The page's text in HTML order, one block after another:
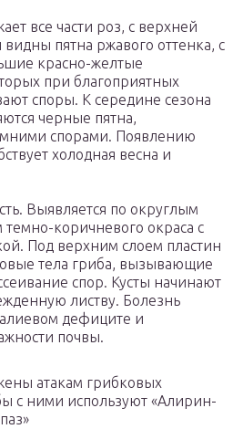
все части роз, с верхней
пятна ржавого оттенка, с
красно-желтые
при благоприятных
споры. К середине сезона
черные пятна,
спорами. Появлению
холодная весна и
Выявляется по округлым
темно-коричневого окраса с
Под верхним слоем пластин
тела гриба, вызывающие
спор. Кусты начинают
листву. Болезнь
дефиците и
почвы.
атакам грибковых
с ними используют «Алирин-